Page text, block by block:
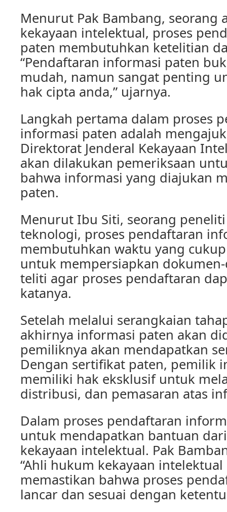
Menurut Pak Bambang, seorang
kekayaan intelektual, proses
paten membutuhkan ketelitian
“Pendaftaran informasi paten
mudah, namun sangat penting
hak cipta anda,” ujarnya.
Langkah pertama dalam proses
informasi paten adalah
Direktorat Jenderal Kekayaan
akan dilakukan pemeriksaan
bahwa informasi yang diajukan
paten.
Menurut Ibu Siti, seorang
teknologi, proses pendaftaran
membutuhkan waktu yang
untuk mempersiapkan
teliti agar proses pendaftaran
katanya.
Setelah melalui serangkaian
akhirnya informasi paten akan
pemiliknya akan mendapatkan
Dengan sertifikat paten, pemilik
memiliki hak eksklusif untuk
distribusi, dan pemasaran atas
Dalam proses pendaftaran
untuk mendapatkan bantuan
kekayaan intelektual. Pak
“Ahli hukum kekayaan
memastikan bahwa proses
lancar dan sesuai dengan